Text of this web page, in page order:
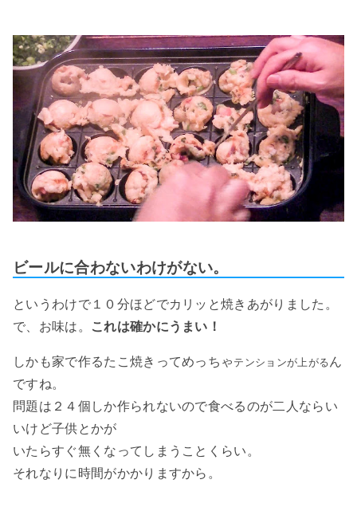
ビールに合わないわけがない。
というわけで１０分ほどでカリッと焼きあがりました。
で、お味は。
これは確かにうまい！
しかも家で作るたこ焼きってめっちゃ テンションが上がる ん
ですね。
問題は２４個しか作られないので食べるのが二人ならい
いけど子供とかが
いたらすぐ無くなってしまうことくらい。
それなりに時間がかかりますから。